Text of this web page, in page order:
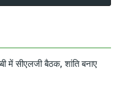
में सीएलजी बैठक, शांति बनाए